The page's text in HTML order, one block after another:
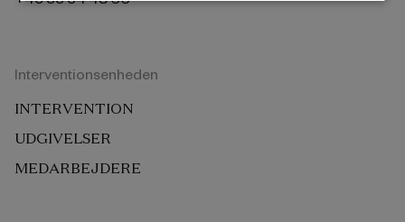
Interventionsenheden
INTERVENTION
UDGIVELSER
MEDARBEJDERE